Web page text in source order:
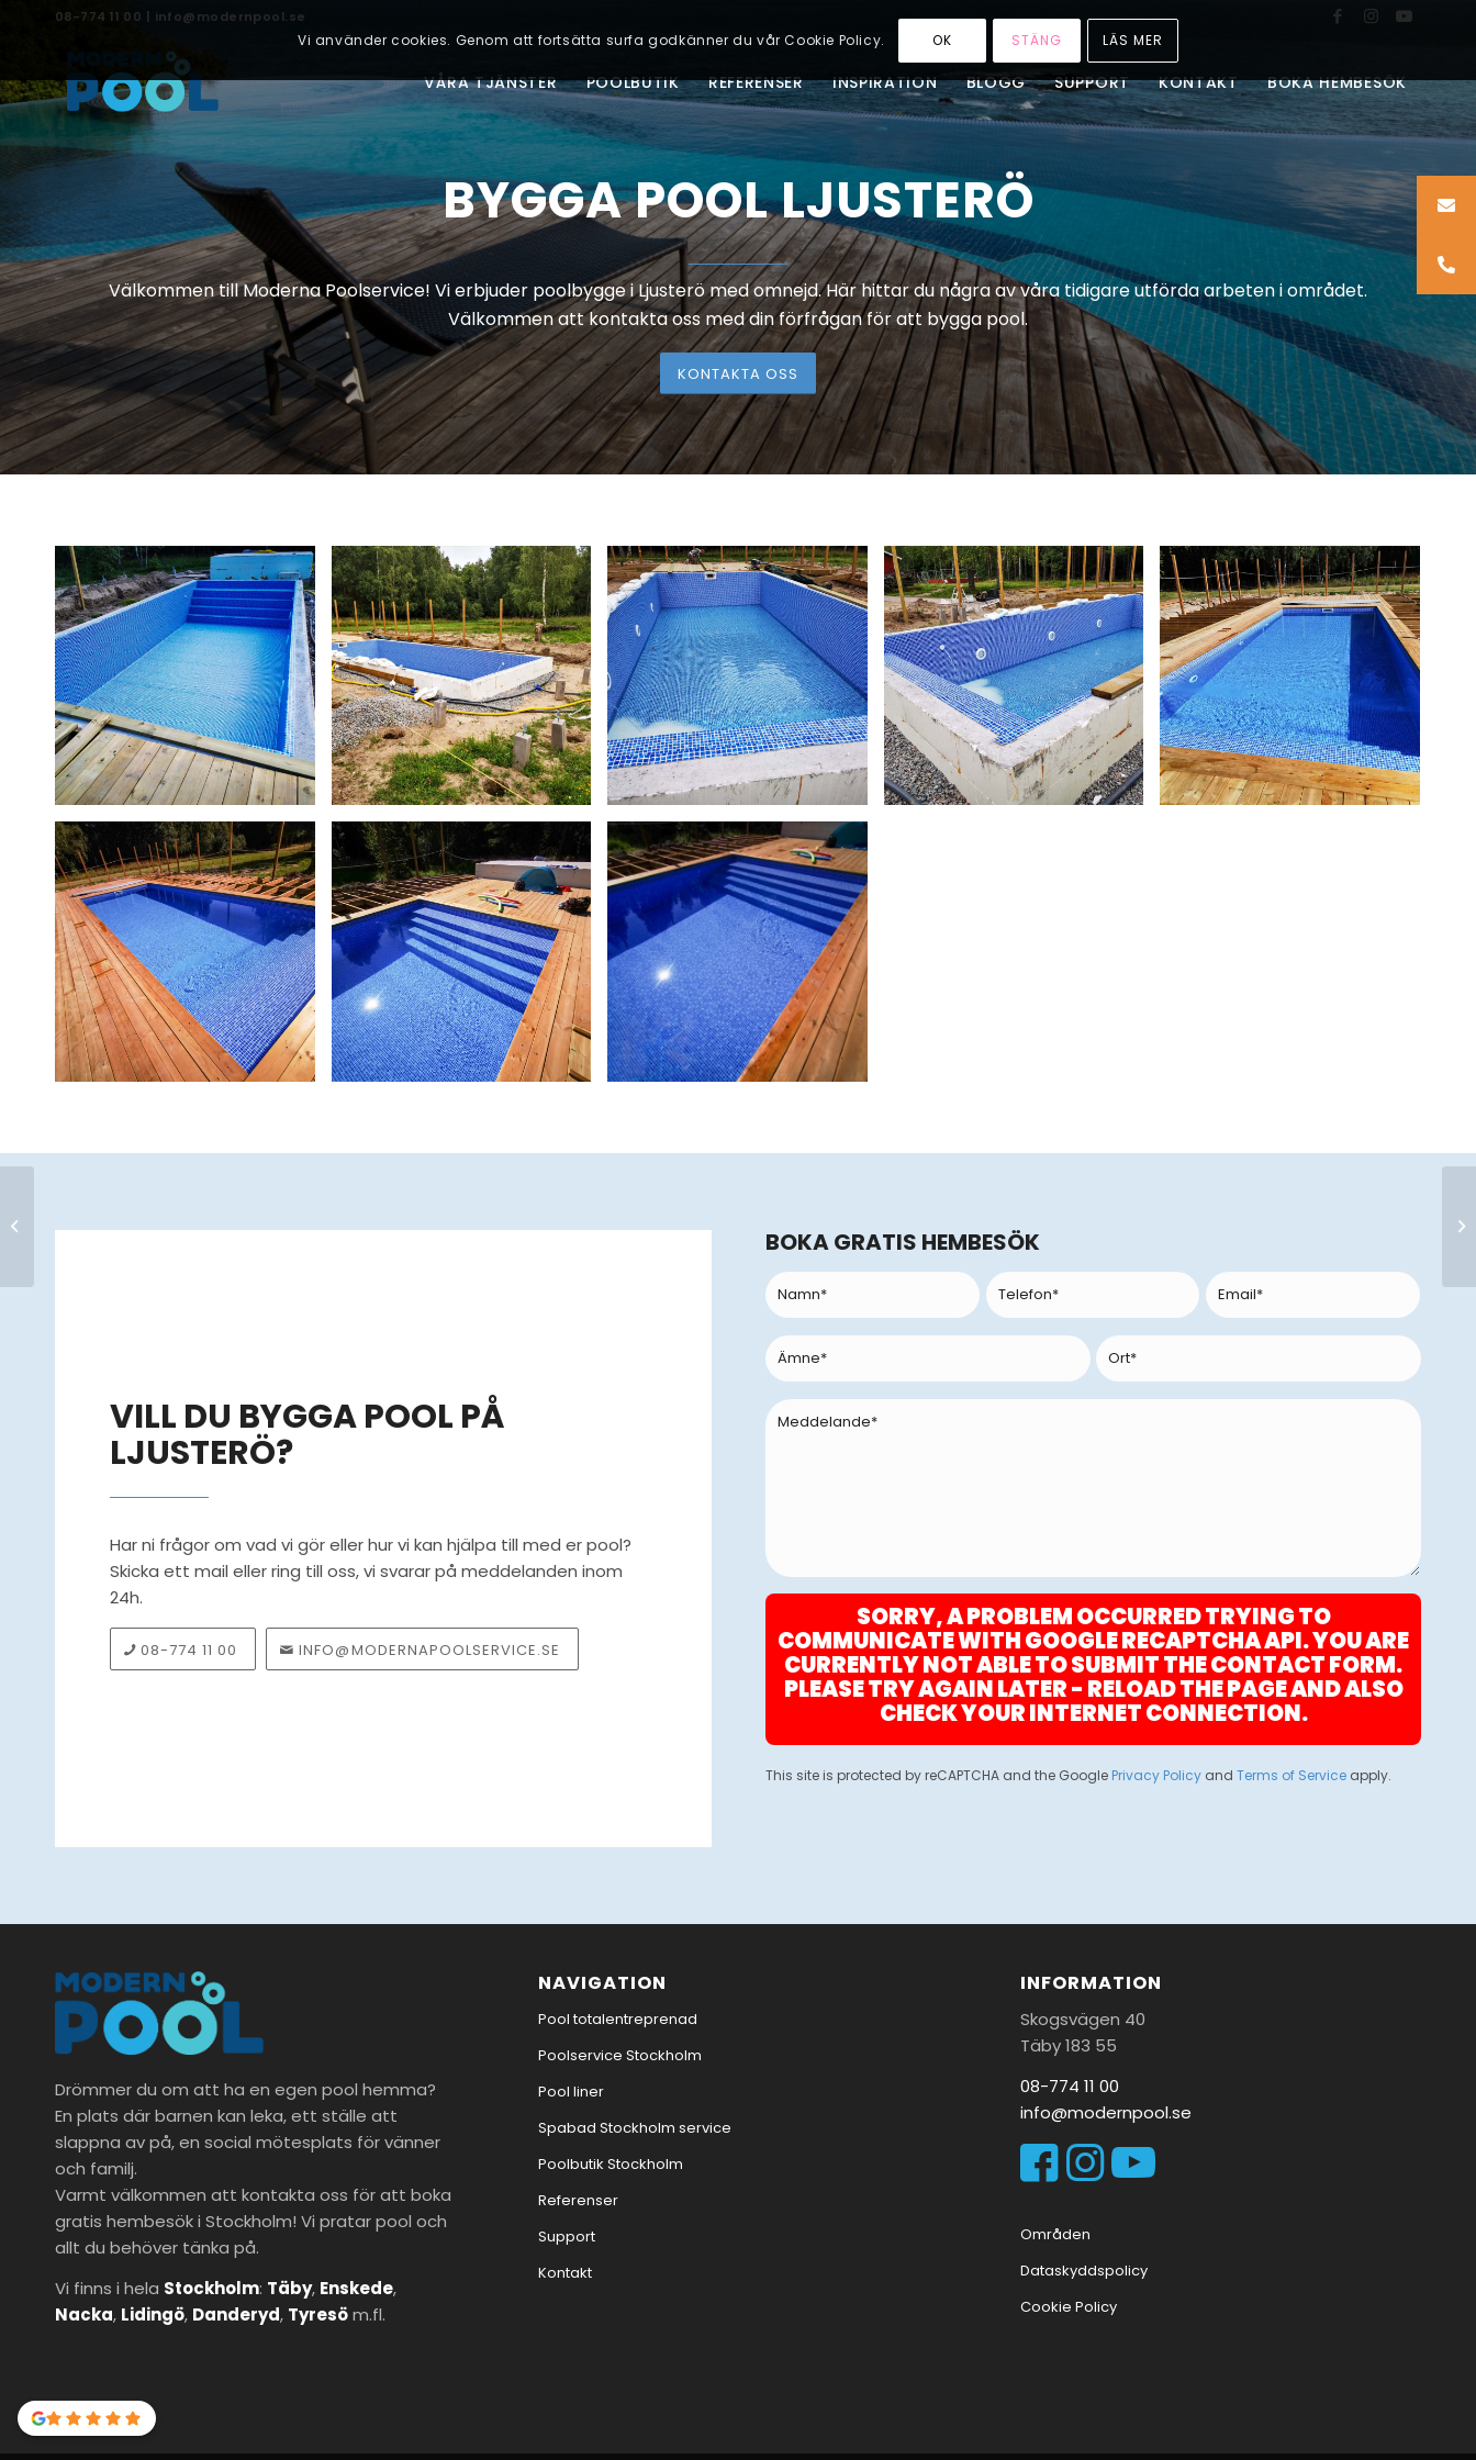
08-774 11 00 | info@modernpool.se
VÅRA TJÄNSTER POOLBUTIK REFERENSER INSPIRATION BLOGG SUPPORT KONTAKT BOKA HEMBESÖK
BYGGA POOL LJUSTERÖ
Välkommen till Moderna Poolservice! Vi erbjuder poolbygge i Ljusterö med omnejd. Här hittar du några av våra tidigare utförda arbeten i området.
Välkommen att kontakta oss med din förfrågan för att bygga pool.
KONTAKTA OSS
VILL DU BYGGA POOL PÅ
LJUSTERÖ?
Har ni frågor om vad vi gör eller hur vi kan hjälpa till med er pool?
Skicka ett mail eller ring till oss, vi svarar på meddelanden inom
24h.
08-774 11 00 INFO@MODERNAPOOLSERVICE.SE
BOKA GRATIS HEMBESÖK
SORRY, A PROBLEM OCCURRED TRYING TO
COMMUNICATE WITH GOOGLE RECAPTCHA API. YOU ARE
CURRENTLY NOT ABLE TO SUBMIT THE CONTACT FORM.
PLEASE TRY AGAIN LATER - RELOAD THE PAGE AND ALSO
CHECK YOUR INTERNET CONNECTION.
This site is protected by reCAPTCHA and the Google Privacy Policy and Terms of Service apply.
Drömmer du om att ha en egen pool hemma?
En plats där barnen kan leka, ett ställe att
slappna av på, en social mötesplats för vänner
och familj.
Varmt välkommen att kontakta oss för att boka
gratis hembesök i Stockholm! Vi pratar pool och
allt du behöver tänka på.
Vi finns i hela Stockholm: Täby, Enskede,
Nacka, Lidingö, Danderyd, Tyresöm.fl.
NAVIGATION
Pool totalentreprenad
Poolservice Stockholm
Pool liner
Spabad Stockholm service
Poolbutik Stockholm
Referenser
Support
Kontakt
INFORMATION
Skogsvägen 40
Täby 183 55
08-774 11 00
info@modernpool.se
Områden
Dataskyddspolicy
Cookie Policy
Bygga pool Enköping
Vi använder cookies. Genom att fortsätta surfa godkänner du vår Cookie Policy. OK STÄNG LÄS MER